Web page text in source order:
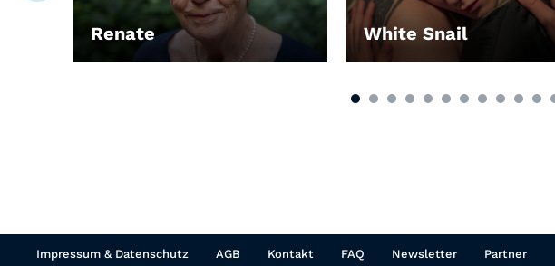
Renate
LEIHEN White Snail
Impressum & Datenschutz AGB Kontakt FAQ Newsletter Partner